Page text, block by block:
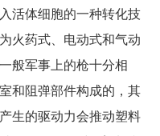
活体细胞的一种转化技
火药式、电动式和气动
般军事上的枪十分相
和阻弹部件构成的，其
生的驱动力会推动塑料